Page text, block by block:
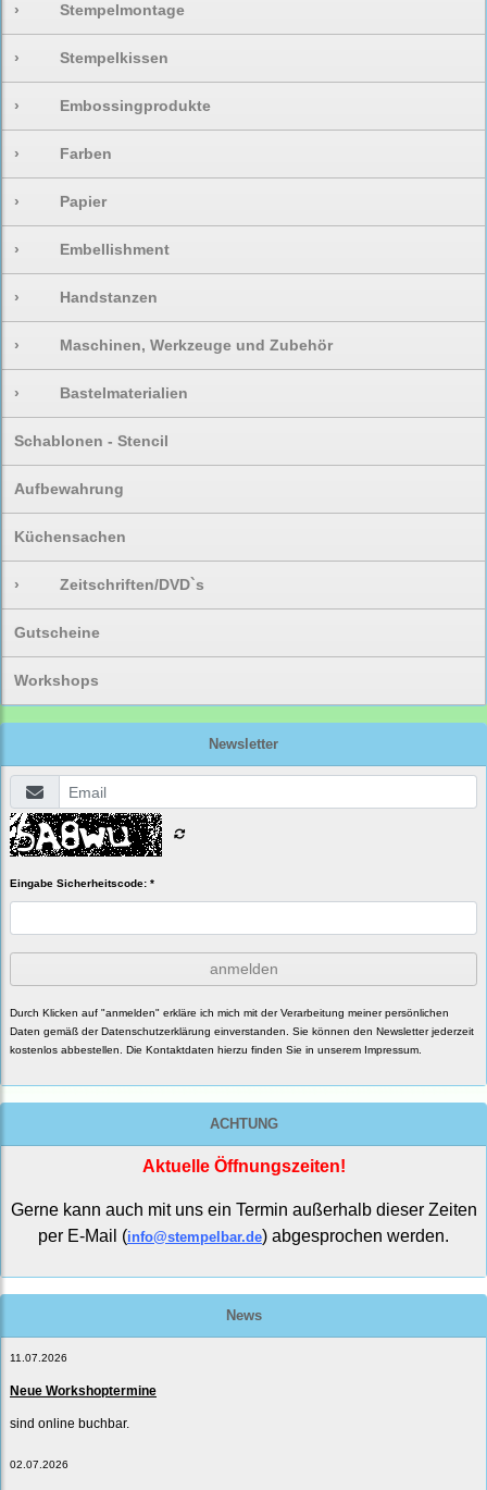
› Stempelmontage
› Stempelkissen
› Embossingprodukte
› Farben
› Papier
› Embellishment
› Handstanzen
› Maschinen, Werkzeuge und Zubehör
› Bastelmaterialien
Schablonen - Stencil
Aufbewahrung
Küchensachen
› Zeitschriften/DVD`s
Gutscheine
Workshops
Newsletter
Eingabe Sicherheitscode: *
anmelden
Durch Klicken auf "anmelden" erkläre ich mich mit der Verarbeitung meiner persönlichen
Daten gemäß derDatenschutzerklärung einverstanden. Sie können den Newsletter jederzeit
kostenlos abbestellen. Die Kontaktdaten hierzu finden Sie in unserem Impressum.
ACHTUNG
Aktuelle Öffnungszeiten!
Gerne kann auch mit uns ein Termin außerhalb dieser Zeiten
per E-Mail (info@stempelbar.de) abgesprochen werden.
News
11.07.2026
Neue Workshoptermine
sind online buchbar.
02.07.2026